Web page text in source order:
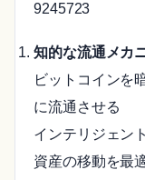
9245723
知的な流通メカ
ビットコインを
に流通させる
インテリジェン
資産の移動を最